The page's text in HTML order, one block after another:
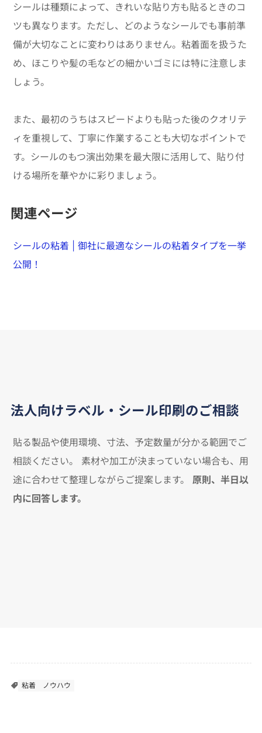
シールは種類によって、きれいな貼り方も貼るときのコ
ツも異なります。ただし、どのようなシールでも事前準
備が大切なことに変わりはありません。粘着面を扱うた
め、ほこりや髪の毛などの細かいゴミには特に注意しま
しょう。
また、最初のうちはスピードよりも貼った後のクオリテ
ィを重視して、丁寧に作業することも大切なポイントで
す。シールのもつ演出効果を最大限に活用して、貼り付
ける場所を華やかに彩りましょう。
関連ページ
シールの粘着 | 御社に最適なシールの粘着タイプを一挙
公開！
法人向けラベル・シール印刷のご相談
貼る製品や使用環境、寸法、予定数量が分かる範囲でご
相談ください。
素材や加工が決まっていない場合も、用
途に合わせて整理しながらご提案します。
原則、半日以
内に回答します。
粘着 ノウハウ